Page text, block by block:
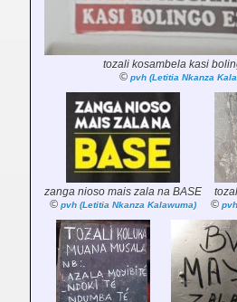
tozali kosambela kasi
© pvh (Letitia Nkanza
zanga nioso mais zala na BASE
© pvh (Letitia Nkanza Kalawuma)
©